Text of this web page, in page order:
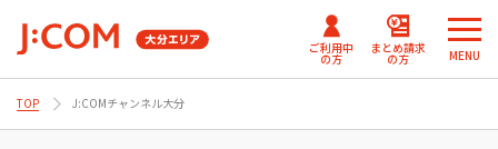
ご利用中
の方
まとめ請求
の方 MENU
TOP J:COMチャンネル大分